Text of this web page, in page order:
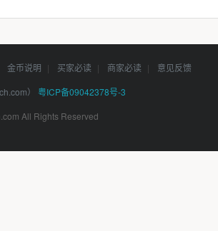
金币说明 | 买家必读 | 商家必读 |
意见反馈
）
粤ICP备09042378号-3
All Rights Reserved